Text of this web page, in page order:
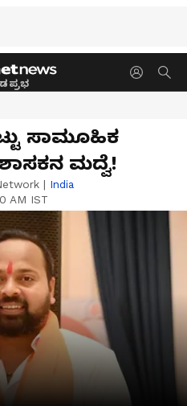
ಸಾಮೂಹಿಕ
ಮದ್ವೆ!
| India
AM IST